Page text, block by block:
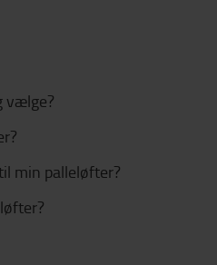
vælge?
min palleløfter?